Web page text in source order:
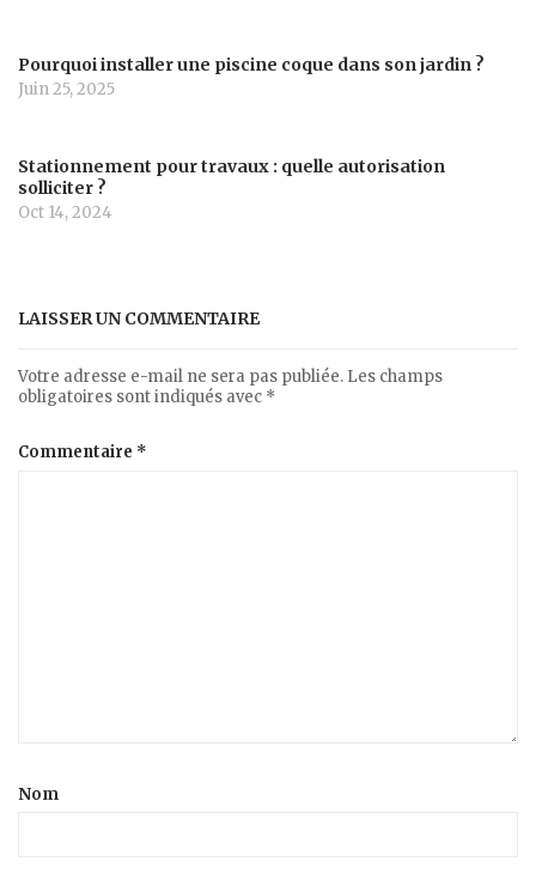
Pourquoi installer une piscine coque dans son jardin ?
Juin 25, 2025
Stationnement pour travaux : quelle autorisation
solliciter ?
Oct 14, 2024
LAISSER UN COMMENTAIRE
Votre adresse e-mail ne sera pas publiée. Les champs
obligatoires sont indiqués avec *
Commentaire *
Nom